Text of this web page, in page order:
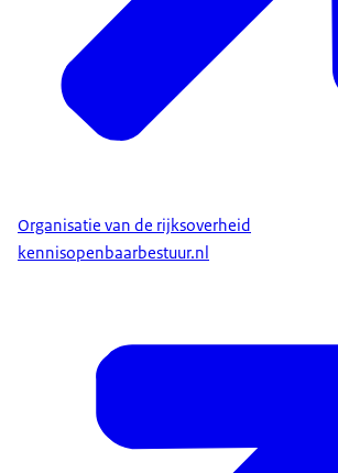
Organisatie van de rijksoverheid
kennisopenbaarbestuur.nl